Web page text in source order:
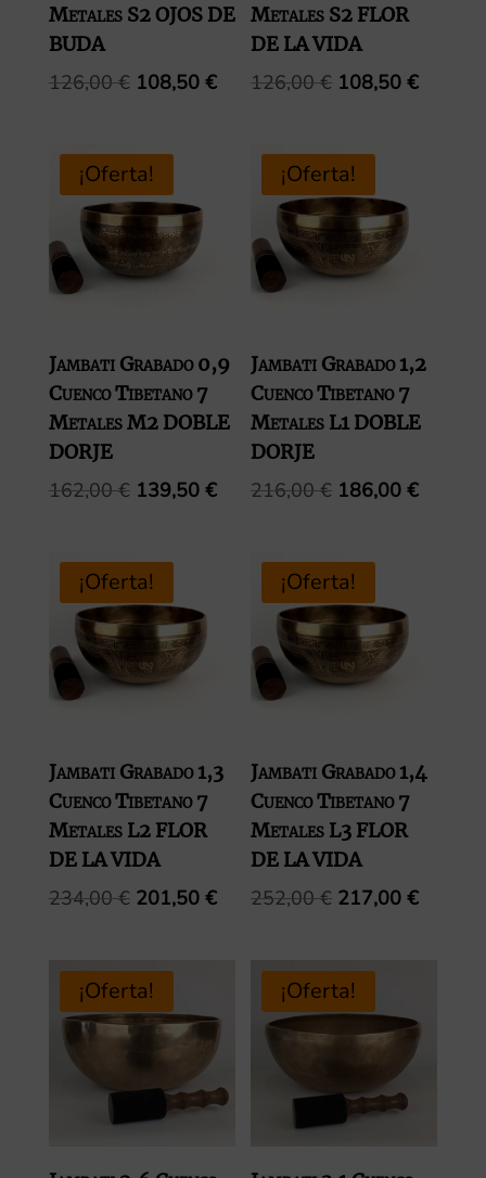
Metales S2 OJOS DE
BUDA
126,00€ El
era:
126,00 €.
108,50 €El
108,50 €.
Metales S2 FLOR
DE LA VIDA
126,00€ El
era:
126,00 €.
108,50€El
¡Oferta!
Jambati Grabado 0,9
Cuenco Tibetano 7
Metales M2 DOBLE
DORJE
162,00€ El
era:
162,00 €.
139,50 €El
139,50 €.
¡Oferta!
Jambati Grabado 1,2
Cuenco Tibetano 7
Metales L1 DOBLE
DORJE
216,00€ El
era:
216,00 €.
186,00€El
¡Oferta!
Jambati Grabado 1,3
Cuenco Tibetano 7
Metales L2 FLOR
DE LA VIDA
234,00€ El
era:
234,00 €.
201,50 €El
201,50 €.
¡Oferta!
Jambati Grabado 1,4
Cuenco Tibetano 7
Metales L3 FLOR
DE LA VIDA
252,00€ El
era:
252,00 €.
217,00€El
¡Oferta! ¡Oferta!